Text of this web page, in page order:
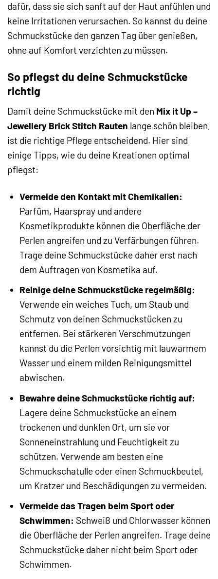
dafür, dass sie sich sanft auf der Haut anfühlen und
keine Irritationen verursachen. So kannst du deine
Schmuckstücke den ganzen Tag über genießen,
ohne auf Komfort verzichten zu müssen.
So pflegst du deine Schmuckstücke
richtig
Damit deine Schmuckstücke mit den Mix it Up –
Jewellery Brick Stitch Rauten lange schön bleiben,
ist die richtige Pflege entscheidend. Hier sind
einige Tipps, wie du deine Kreationen optimal
pflegst:
Vermeide den Kontakt mit Chemikalien:
Parfüm, Haarspray und andere
Kosmetikprodukte können die Oberfläche der
Perlen angreifen und zu Verfärbungen führen.
Trage deine Schmuckstücke daher erst nach
dem Auftragen von Kosmetika auf.
Reinige deine Schmuckstücke regelmäßig:
Verwende ein weiches Tuch, um Staub und
Schmutz von deinen Schmuckstücken zu
entfernen. Bei stärkeren Verschmutzungen
kannst du die Perlen vorsichtig mit lauwarmem
Wasser und einem milden Reinigungsmittel
abwischen.
Bewahre deine Schmuckstücke richtig auf:
Lagere deine Schmuckstücke an einem
trockenen und dunklen Ort, um sie vor
Sonneneinstrahlung und Feuchtigkeit zu
schützen. Verwende am besten eine
Schmuckschatulle oder einen Schmuckbeutel,
um Kratzer und Beschädigungen zu vermeiden.
Vermeide das Tragen beim Sport oder
Schwimmen: Schweiß und Chlorwasser können
die Oberfläche der Perlen angreifen. Trage deine
Schmuckstücke daher nicht beim Sport oder
Schwimmen.